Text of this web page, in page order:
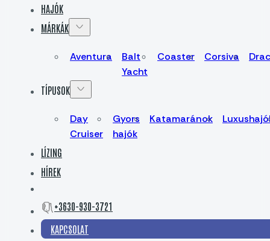
HAJÓK
MÁRKÁK
Aventura
Balt
Yacht
Coaster Corsiva
TÍPUSOK
Day
Cruiser
Gyors
hajók
Katamaránok
LÍZING
HÍREK
+3630-930-3721
KAPCSOLAT